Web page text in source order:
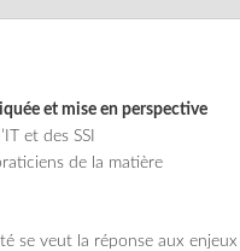
et mise en perspective
et des SSI
de la matière
se veut la réponse aux